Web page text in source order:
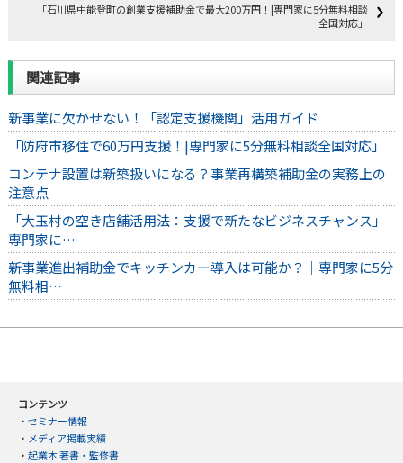
「石川県中能登町の創業支援補助金で最大200万円！|専門家に5分無料相談
全国対応」
関連記事
新事業に欠かせない！「認定支援機関」活用ガイド
「防府市移住で60万円支援！|専門家に5分無料相談全国対応」
コンテナ設置は新築扱いになる？事業再構築補助金の実務上の
注意点
「大玉村の空き店舗活用法：支援で新たなビジネスチャンス」
専門家に…
新事業進出補助金でキッチンカー導入は可能か？｜専門家に5分
無料相…
コンテンツ
・ セミナー情報
・ メディア掲載実績
・ 起業本 著書・監修書